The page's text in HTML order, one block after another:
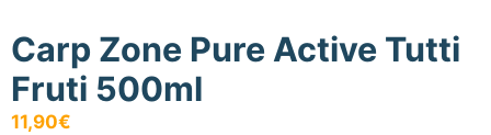
Carp Zone Pure Active Tutti
Fruti 500ml
11,90€